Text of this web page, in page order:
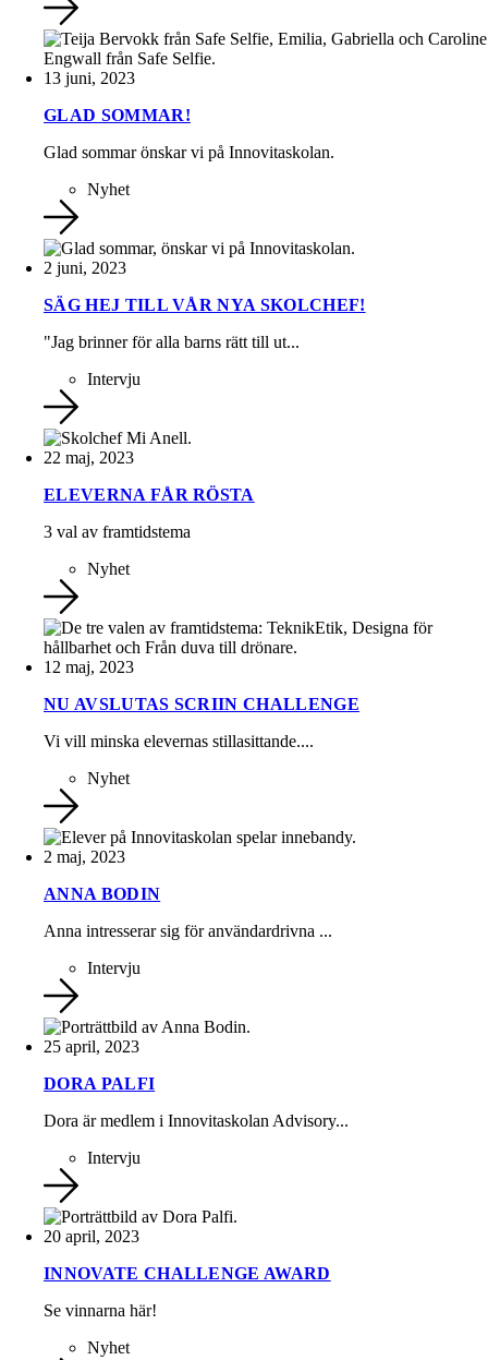
13 juni, 2023
GLAD SOMMAR!
Glad sommar önskar vi på Innovitaskolan.
Nyhet
2 juni, 2023
SÄG HEJ TILL VÅR NYA SKOLCHEF!
"Jag brinner för alla barns rätt till ut...
Intervju
22 maj, 2023
ELEVERNA FÅR RÖSTA
3 val av framtidstema
Nyhet
12 maj, 2023
NU AVSLUTAS SCRIIN CHALLENGE
Vi vill minska elevernas stillasittande....
Nyhet
2 maj, 2023
ANNA BODIN
Anna intresserar sig för användardrivna ...
Intervju
25 april, 2023
DORA PALFI
Dora är medlem i Innovitaskolan Advisory...
Intervju
20 april, 2023
INNOVATE CHALLENGE AWARD
Se vinnarna här!
Nyhet